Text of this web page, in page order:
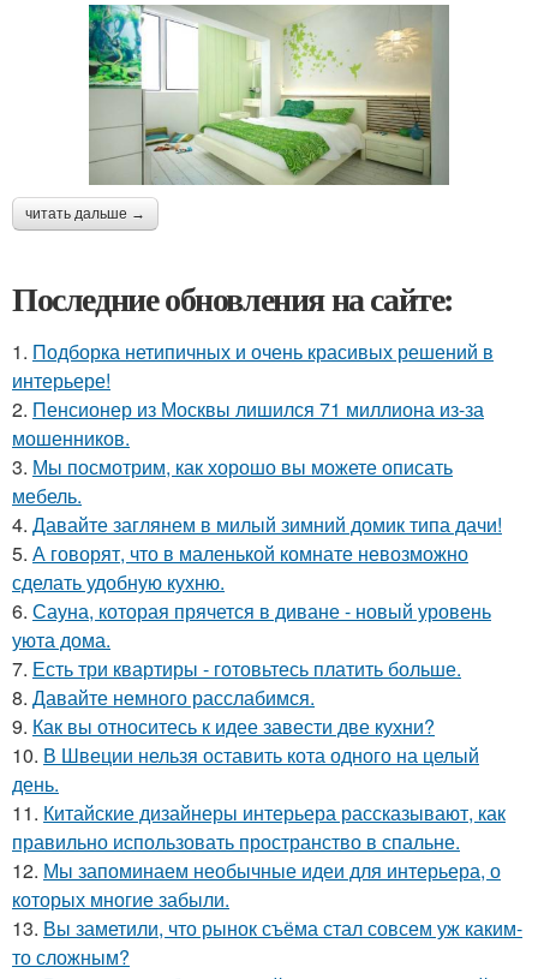
читать дальше →
Последние обновления на сайте:
1. Подборка нетипичных и очень красивых решений в
интерьере!
2. Пенсионер из Москвы лишился 71 миллиона из-за
мошенников.
3. Мы посмотрим, как хорошо вы можете описать
мебель.
4. Давайте заглянем в милый зимний домик типа дачи!
5. А говорят, что в маленькой комнате невозможно
сделать удобную кухню.
6. Сауна, которая прячется в диване - новый уровень
уюта дома.
7. Есть три квартиры - готовьтесь платить больше.
8. Давайте немного расслабимся.
9. Как вы относитесь к идее завести две кухни?
10. В Швеции нельзя оставить кота одного на целый
день.
11. Китайские дизайнеры интерьера рассказывают, как
правильно использовать пространство в спальне.
12. Мы запоминаем необычные идеи для интерьера, о
которых многие забыли.
13. Вы заметили, что рынок съёма стал совсем уж каким-
то сложным?